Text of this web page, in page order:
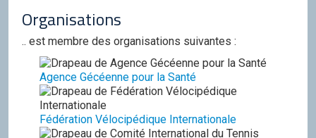
Organisations
.. est membre des organisations suivantes :
Agence Gécéenne pour la Santé
Fédération Vélocipédique Internationale